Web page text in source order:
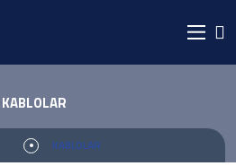
KABLOLAR
KABLOLAR